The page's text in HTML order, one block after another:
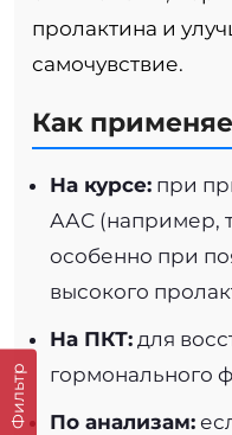
Фильтр
пролактина и
самочувствие.
Как
На курсе: при
ААС (например,
особенно при
высокого
На ПКТ: для
гормонального
По анализам: